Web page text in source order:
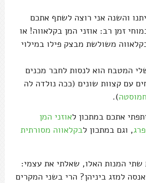
והשנה אני רוצה לשתף אתכם
זמן רב: אוזני המן בקלאווה! או
משולשת מבצק פילו במילוי
המטבח הוא לנסות לחבר מכנים
עם קצוות שונים (ככה נולדה לה
).
אתכם במתכון לאוזני המן
, וגם במתכון לבקלאווה מסורתית
שתי המנות האלו, שאלתי את עצמי:
למזג ביניהן? הרי בשני המקרים